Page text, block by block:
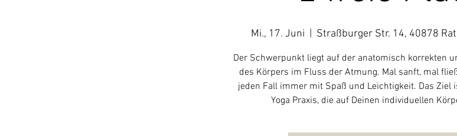
Mi., 17. Juni Straßburger Str. 14, 40878
Der Schwerpunkt liegt auf der anatomisch korrekten
des Körpers im Fluss der Atmung. Mal sanft, mal
jeden Fall immer mit Spaß und Leichtigkeit. Das Ziel
Yoga Praxis, die auf Deinen individuellen